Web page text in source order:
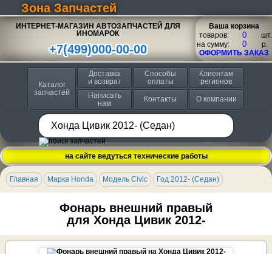
Зона Запчастей
ИНТЕРНЕТ-МАГАЗИН АВТОЗАПЧАСТЕЙ ДЛЯ
ИНОМАРОК
+7(499)000-00-00
Ваша корзина
товаров:
шт.
на сумму:
p.
ОФОРМИТЬ ЗАКАЗ
Каталог
запчастей
Доставка
и возврат
Способы
оплаты
Клиентам
регионов
Написать
нам
Контакты О компании
на сайте ведуться технические работы
Главная Марка Honda Модель Civic Год 2012- (Седан)
Фонарь внешний правый
для Хонда Цивик 2012-